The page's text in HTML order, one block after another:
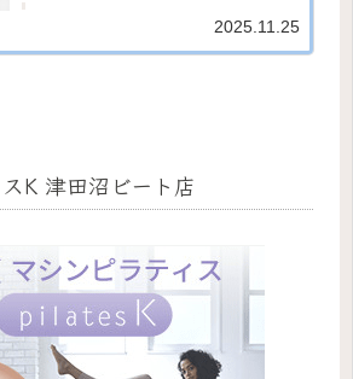
す。京成船橋駅から徒歩3分とアクセス...2025.11.25
K 津田沼ビート店